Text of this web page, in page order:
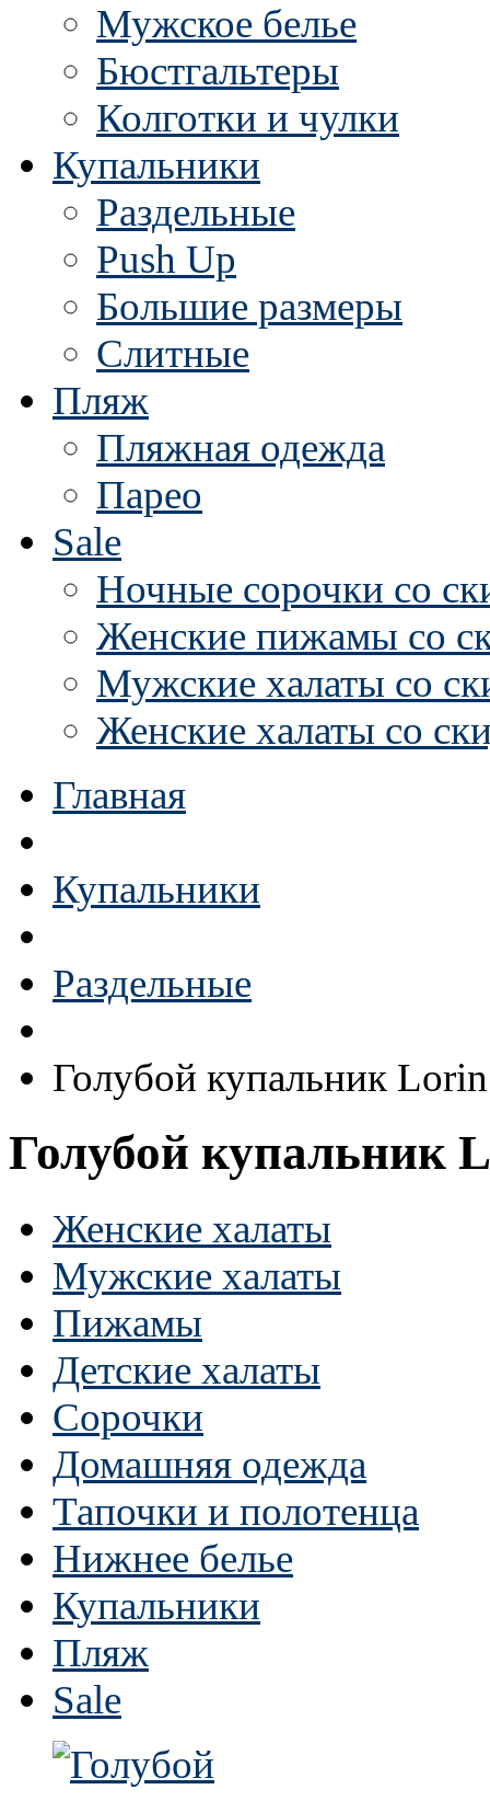
Мужское белье
Бюстгальтеры
Колготки и чулки
Купальники
Раздельные
Push Up
Большие размеры
Слитные
Пляж
Пляжная одежда
Парео
Sale
Ночные сорочки со
Женские пижамы со
Мужские халаты со
Женские халаты со
Главная
Купальники
Раздельные
Голубой купальник
Голубой купальник
Женские халаты
Мужские халаты
Пижамы
Детские халаты
Сорочки
Домашняя одежда
Тапочки и полотенца
Нижнее белье
Купальники
Пляж
Sale